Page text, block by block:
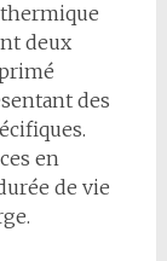
deux
des
en
de vie